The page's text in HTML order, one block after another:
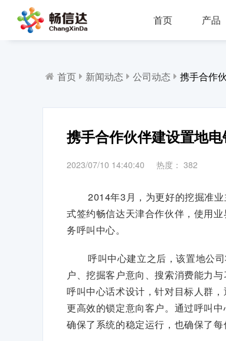
首页 产品
首页 新闻动态 公司动态 携手合作
携手合作伙伴建设置地
2023/07/10 14:40:40 热度： 382
2014年3月，为更好的挖掘准
式签约畅信达天津合作伙伴，使用
务呼叫中心。
呼叫中心建立之后，该置地公
户、挖掘客户意向、搜索消费能力
呼叫中心话术设计，针对目标人群
更高效的锁定意向客户。通过呼叫
确保了系统的稳定运行，也确保了每